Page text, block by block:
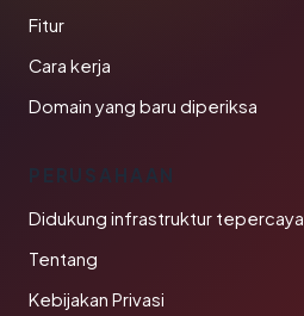
Fitur
Cara kerja
Domain yang baru diperiksa
PERUSAHAAN
Didukung infrastruktur tepercaya
Tentang
Kebijakan Privasi